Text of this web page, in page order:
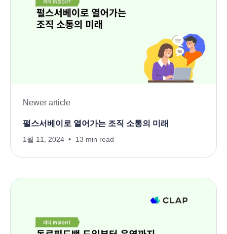
Newer article
펄스서베이로 열어가는 조직 소통의 미래
1월 11, 2024 13 min read